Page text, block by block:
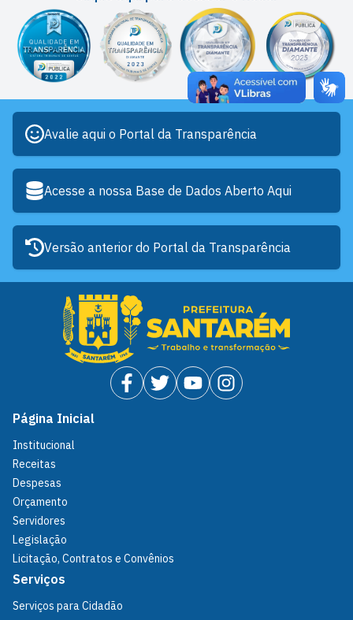
Avalie aqui o Portal da Transparência
Acesse a nossa Base de Dados Aberto Aqui
Versão anterior do Portal da Transparência
Página Inicial
Institucional
Receitas
Despesas
Orçamento
Servidores
Legislação
Licitação, Contratos e Convênios
Serviços
Serviços para Cidadão